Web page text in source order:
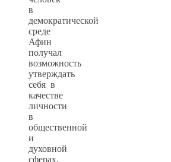
в
демократической
среде
Афин
получал
возможность
утверждать
себя в
качестве
личности
в
общественной
и
духовной
сферах,